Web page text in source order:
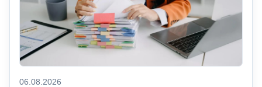
06.08.2026